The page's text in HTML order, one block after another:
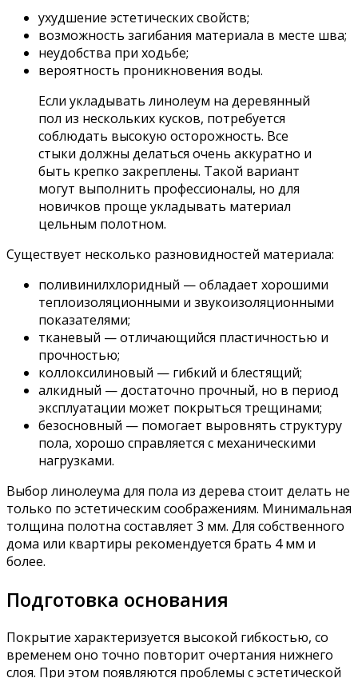
ухудшение эстетических свойств;
возможность загибания материала в месте шва;
неудобства при ходьбе;
вероятность проникновения воды.
Если укладывать линолеум на деревянный
пол из нескольких кусков, потребуется
соблюдать высокую осторожность. Все
стыки должны делаться очень аккуратно и
быть крепко закреплены. Такой вариант
могут выполнить профессионалы, но для
новичков проще укладывать материал
цельным полотном.
Существует несколько разновидностей материала:
поливинилхлоридный — обладает хорошими
теплоизоляционными и звукоизоляционными
показателями;
тканевый — отличающийся пластичностью и
прочностью;
коллоксилиновый — гибкий и блестящий;
алкидный — достаточно прочный, но в период
эксплуатации может покрыться трещинами;
безосновный — помогает выровнять структуру
пола, хорошо справляется с механическими
нагрузками.
Выбор линолеума для пола из дерева стоит делать не
только по эстетическим соображениям. Минимальная
толщина полотна составляет 3 мм. Для собственного
дома или квартиры рекомендуется брать 4 мм и
более.
Подготовка основания
Покрытие характеризуется высокой гибкостью, со
временем оно точно повторит очертания нижнего
слоя. При этом появляются проблемы с эстетической